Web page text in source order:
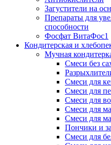
Загустители на
Препараты для
способности
Фосфат ВитаФос1
Кондитерская и
Мучная
Смеси без
Смеси для
Смеси для
Смеси для
Смеси для
Смеси для
Пончики и
Cмеси для